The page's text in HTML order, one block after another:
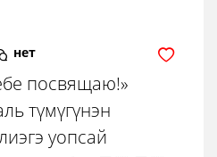
нет
посвящаю!»
түмүгүнэн
уопсай